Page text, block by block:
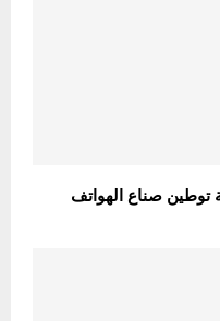
توطين صناع الهواتف